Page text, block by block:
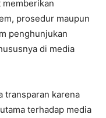
memberikan
prosedur maupun
penghunjukan
di media
transparan karena
terhadap media